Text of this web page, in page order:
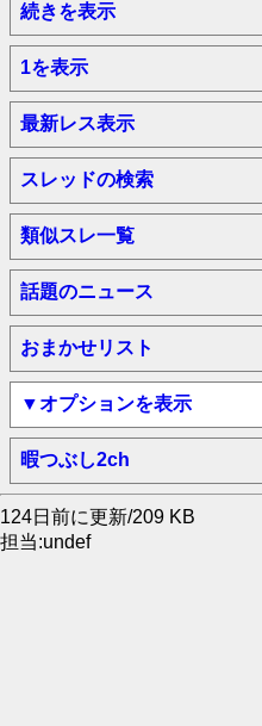
続きを表示
1を表示
最新レス表示
スレッドの検索
類似スレ一覧
話題のニュース
おまかせリスト
▼オプションを表示
暇つぶし2ch
124日前に更新/209 KB
担当:undef